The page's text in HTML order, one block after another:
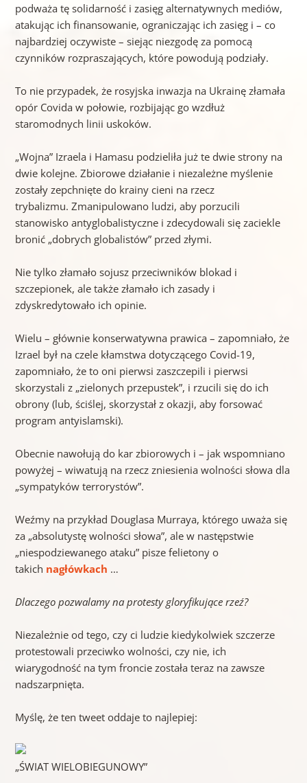
podważa tę solidarność i zasięg alternatywnych mediów,
atakując ich finansowanie, ograniczając ich zasięg i – co
najbardziej oczywiste – siejąc niezgodę za pomocą
czynników rozpraszających, które powodują podziały.
To nie przypadek, że rosyjska inwazja na Ukrainę złamała
opór Covida w połowie, rozbijając go wzdłuż
staromodnych linii uskoków.
„Wojna” Izraela i Hamasu podzieliła już te dwie strony na
dwie kolejne. Zbiorowe działanie i niezależne myślenie
zostały zepchnięte do krainy cieni na rzecz
trybalizmu. Zmanipulowano ludzi, aby porzucili
stanowisko antyglobalistyczne i zdecydowali się zaciekle
bronić „dobrych globalistów” przed złymi.
Nie tylko złamało sojusz przeciwników blokad i
szczepionek, ale także złamało ich zasady i
zdyskredytowało ich opinie.
Wielu – głównie konserwatywna prawica – zapomniało, że
Izrael był na czele kłamstwa dotyczącego Covid-19,
zapomniało, że to oni pierwsi zaszczepili i pierwsi
skorzystali z „zielonych przepustek”, i rzucili się do ich
obrony (lub, ściślej, skorzystał z okazji, aby forsować
program antyislamski).
Obecnie nawołują do kar zbiorowych i – jak wspomniano
powyżej – wiwatują na rzecz zniesienia wolności słowa dla
„sympatyków terrorystów”.
Weźmy na przykład Douglasa Murraya, którego uważa się
za „absolutystę wolności słowa”, ale w następstwie
„niespodziewanego ataku” pisze felietony o
takich nagłówkach …
Dlaczego pozwalamy na protesty gloryfikujące rzeź?
Niezależnie od tego, czy ci ludzie kiedykolwiek szczerze
protestowali przeciwko wolności, czy nie, ich
wiarygodność na tym froncie została teraz na zawsze
nadszarpnięta.
Myślę, że ten tweet oddaje to najlepiej:
„ŚWIAT WIELOBIEGUNOWY”